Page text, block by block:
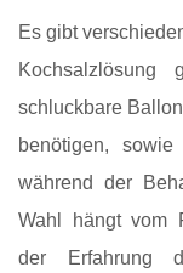
Es gibt
Kochsalzlösung
schluckbare
benötigen,
während der
Wahl hängt vom
der Erfahrung